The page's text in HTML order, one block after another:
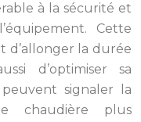
à la sécurité et
Cette
d’allonger la durée
d’optimiser sa
peuvent signaler la
chaudière plus